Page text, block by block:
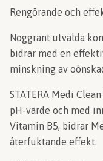
Rengörande och
Noggrant utvalda
bidrar med en
minskning av
STATERA Medi
pH-värde och med
Vitamin B5, bidrar
återfuktande effekt.